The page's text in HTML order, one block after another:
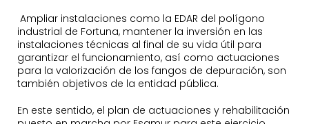
Ampliar instalaciones como la EDAR del polígono
industrial de Fortuna, mantener la inversión en las
instalaciones técnicas al final de su vida útil para
garantizar el funcionamiento, así como actuaciones
para la valorización de los fangos de depuración, son
también objetivos de la entidad pública.
En este sentido, el plan de actuaciones y rehabilitación